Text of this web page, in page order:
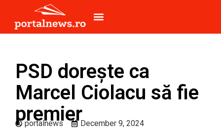
PSD dorește ca
Marcel Ciolacu să fie
premier
portalnews December 9, 2024